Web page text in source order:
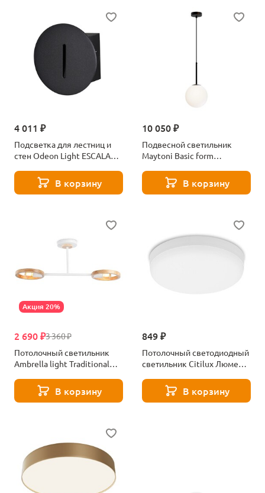
4 011 ₽
Подсветка для лестниц и
стен Odeon Light ESCALA
В корзину
10 050 ₽
Подвесной светильник
Maytoni Basic form
В корзину
Акция 20%
3 360 ₽
2 690 ₽
Потолочный светильник
Ambrella light Traditional
В корзину
849 ₽
Потолочный светодиодный
светильник Citilux Люмен
В корзину